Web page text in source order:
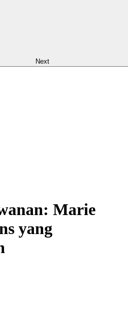
Next
Marie
yang